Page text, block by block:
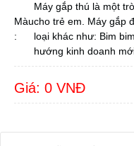
Màu
:
Máy gắp thú là một
cho trẻ em. Máy gắp
loại khác như: Bim
hướng kinh doanh
Giá: 0 VNĐ